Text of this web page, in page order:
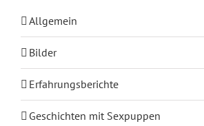
Allgemein
Bilder
Erfahrungsberichte
Geschichten mit Sexpuppen